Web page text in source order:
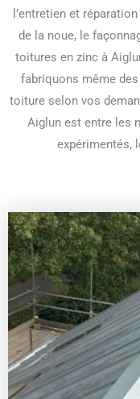
l’entretien et
de la noue, le
toitures en zinc à
fabriquons même
toiture selon vos
Aiglun est entre les
expérimentés,